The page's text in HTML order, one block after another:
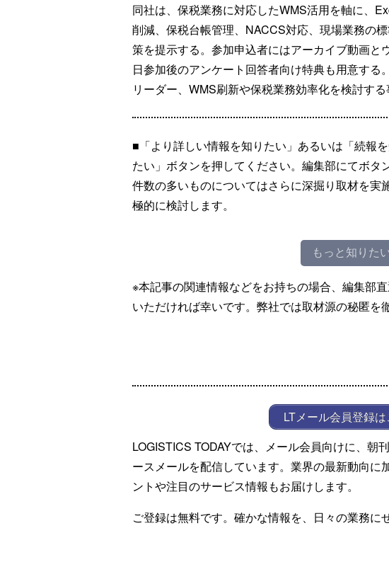
同社は、保税業務に対応したWMS活用を軸に、
削減、保税台帳管理、NACCS対応、現場業務の
策を提示する。参加申込者にはアーカイブ動画と
日参加後のアンケート回答者向け特典も用意する
リーダー、WMS刷新や保税業務効率化を検討する
■「より詳しい情報を知りたい」あるいは「続報
たい」ボタンを押してください。編集部にてボタ
件数の多いものについてはさらに深掘り取材を実
極的に検討します。
もっと知りた
※本記事の関連情報などをお持ちの場合、編集部
いただければ幸いです。弊社では取材源の秘匿を
LTメール会員登録は
LOGISTICS TODAYでは、メール会員向けに、朝
ースメールを配信しています。業界の最新動向に
ントや注目のサービス情報もお届けします。
ご登録は無料です。確かな情報を、日々の業務に